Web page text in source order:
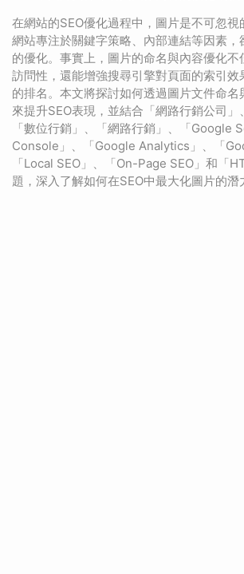
在網站的SEO優化過程中，圖片是不可忽視
網站專注於關鍵字策略、內部連結等因素，
的優化。事實上，圖片的命名與內容優化
訪問性，還能增強搜尋引擎對頁面的索引效
的排名。本文將探討如何透過圖片文件命
來提升SEO表現，並結合「網路行銷公司」
「數位行銷」、「網路行銷」、「Google
Console」、「Google Analytics」、「
「Local SEO」、「On-Page SEO」和「
題，深入了解如何在SEO中最大化圖片的潛